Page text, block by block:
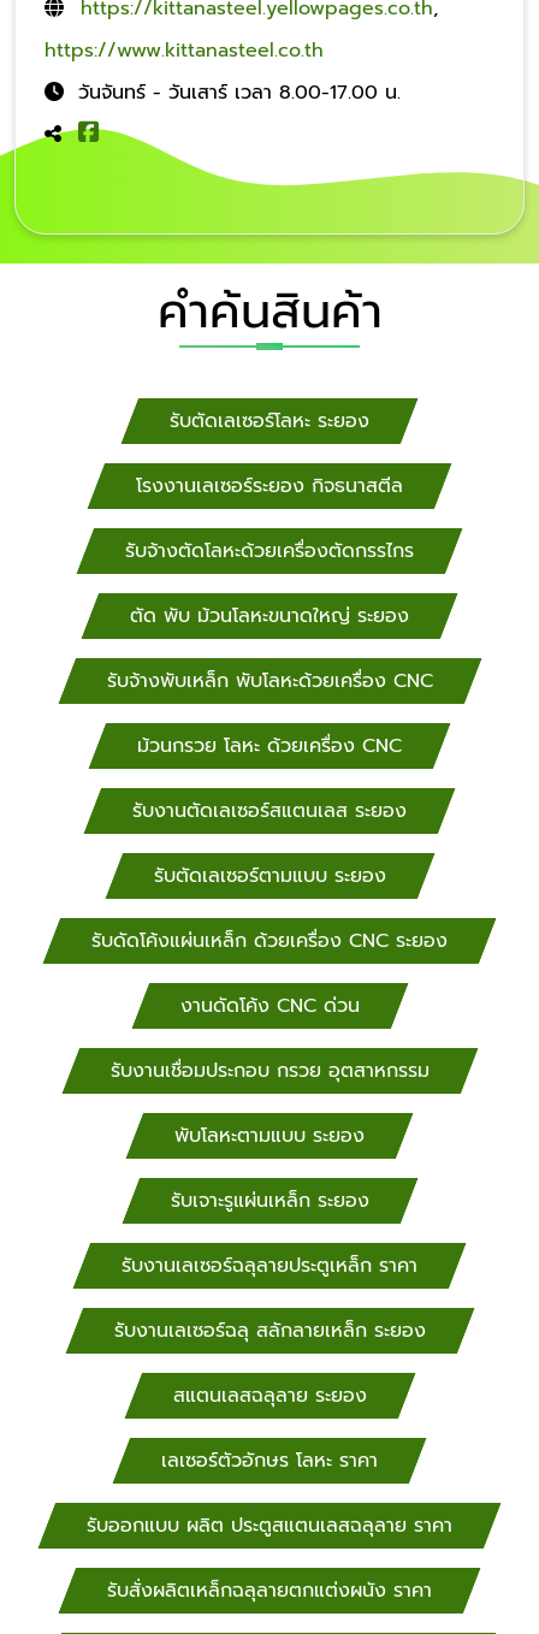
https://kittanasteel.yellowpages.co.th,
https://www.kittanasteel.co.th
วันจันทร์ - วันเสาร์ เวลา 8.00-17.00 น.
คำค้นสินค้า
รับตัดเลเซอร์โลหะ ระยอง
โรงงานเลเซอร์ระยอง กิจธนาสตีล
รับจ้างตัดโลหะด้วยเครื่องตัดกรรไกร
ตัด พับ ม้วนโลหะขนาดใหญ่ ระยอง
รับจ้างพับเหล็ก พับโลหะด้วยเครื่อง CNC
ม้วนกรวย โลหะ ด้วยเครื่อง CNC
รับงานตัดเลเซอร์สแตนเลส ระยอง
รับตัดเลเซอร์ตามแบบ ระยอง
รับดัดโค้งแผ่นเหล็ก ด้วยเครื่อง CNC ระยอง
งานดัดโค้ง CNC ด่วน
รับงานเชื่อมประกอบ กรวย อุตสาหกรรม
พับโลหะตามแบบ ระยอง
รับเจาะรูแผ่นเหล็ก ระยอง
รับงานเลเซอร์ฉลุลายประตูเหล็ก ราคา
รับงานเลเซอร์ฉลุ สลักลายเหล็ก ระยอง
สแตนเลสฉลุลาย ระยอง
เลเซอร์ตัวอักษร โลหะ ราคา
รับออกแบบ ผลิต ประตูสแตนเลสฉลุลาย ราคา
รับสั่งผลิตเหล็กฉลุลายตกแต่งผนัง ราคา